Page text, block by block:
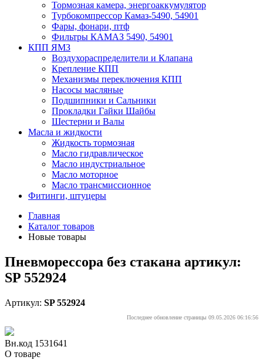
Тормозная камера, энергоаккумулятор
Турбокомпрессор Камаз-5490, 54901
Фары, фонари, птф
Фильтры КАМАЗ 5490, 54901
КПП ЯМЗ
Воздухораспределители и Клапана
Крепление КПП
Механизмы переключения КПП
Насосы масляные
Подшипники и Сальники
Прокладки Гайки Шайбы
Шестерни и Валы
Масла и жидкости
Жидкость тормозная
Масло гидравлическое
Масло индустриальное
Масло моторное
Масло трансмиссионное
Фитинги, штуцеры
Главная
Каталог товаров
Новые товары
Пневморессора без стакана артикул:
SP 552924
Артикул: SP 552924
Последнее обновление страницы 09.05.2026 06:16:56
Вн.код 1531641
О товаре